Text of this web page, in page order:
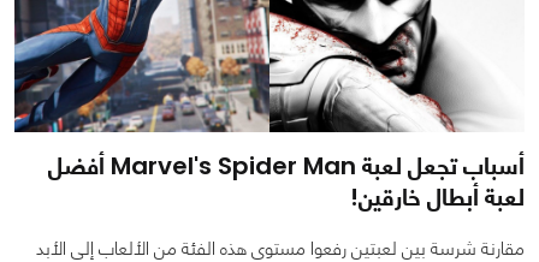
أسباب تجعل لعبة Marvel's Spider Man أفضل
لعبة أبطال خارقين!
مقارنة شرسة بين لعبتين رفعوا مستوى هذه الفئة من الألعاب إلى الأبد